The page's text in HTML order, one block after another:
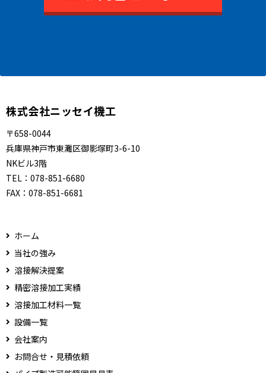
株式会社ニッセイ機工
〒658-0044
兵庫県神戸市東灘区御影塚町3-6-10
NKビル3階
TEL： 078-851-6680
FAX： 078-851-6681
ホーム
当社の強み
溶接解決提案
精密溶接加工実績
溶接加工材料一覧
設備一覧
会社案内
お問合せ・見積依頼